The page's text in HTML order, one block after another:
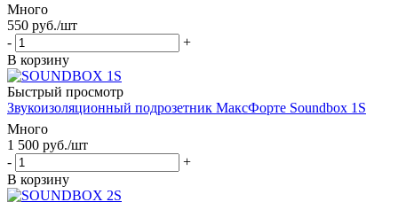
Много
550 руб./шт
-
+
В корзину
Быстрый просмотр
Звукоизоляционный подрозетник МаксФорте Soundbox 1S
Много
1 500 руб./шт
-
+
В корзину